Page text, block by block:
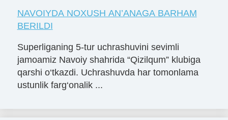
NAVOIYDA NOXUSH AN’ANAGA BARHAM
BERILDI
Superliganing 5-tur uchrashuvini sevimli
jamoamiz Navoiy shahrida “Qizilqum” klubiga
qarshi o‘tkazdi. Uchrashuvda har tomonlama
ustunlik farg‘onalik ...